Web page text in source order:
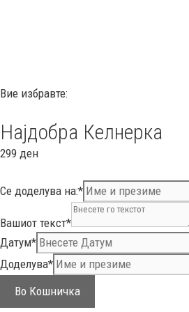
Вие избравте:
Најдобра Келнерка
299 ден
Се доделува на:*
Вашиот текст*
Датум*
Доделува*
Во Кошничка